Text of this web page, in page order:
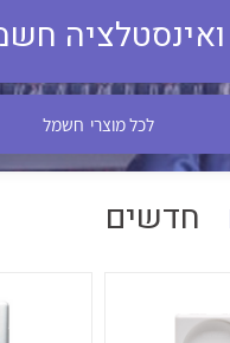
היצרן
ואינסטלציה
לכל מוצרי חשמל
חדשים